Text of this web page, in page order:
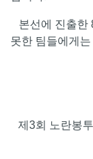
본선에 진출한
못한 팀들에게
제3회 노란봉